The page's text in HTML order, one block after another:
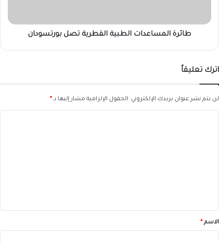
طائرة المساعدات الطبية القطرية تصل بورتسودان
اترك تعليقاً
لن يتم نشر عنوان بريدك الإلكتروني. الحقول الإلزامية مشار إليها بـ *
*الاسم *